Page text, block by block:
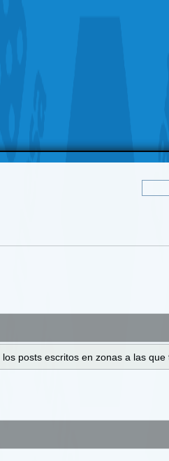
posts escritos en zonas a las que